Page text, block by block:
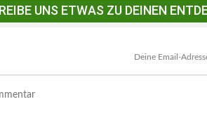
UNS ETWAS ZU DEINEN
Deine Email-